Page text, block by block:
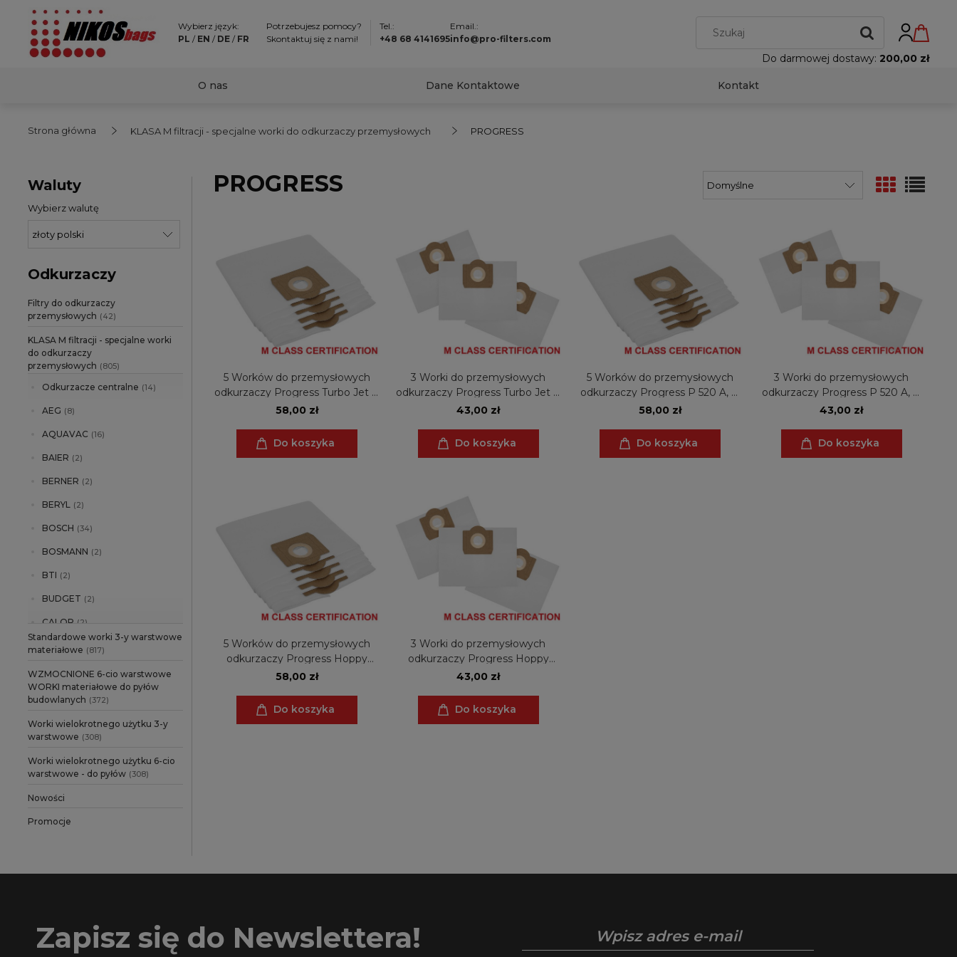
Wybierz język:
PL / EN / DE / FR
Potrzebujesz pomocy?
Skontaktuj się z nami!
Tel.:
+48 68 4141695
Email.:
info@pro-filters.com
Do darmowej dostawy: 200,00 zł
O nas Dane Kontaktowe Kontakt
Strona główna KLASA M filtracji - specjalne worki do odkurzaczy przemysłowych PROGRESS
Waluty
Wybierz walutę
Odkurzaczy
Filtry do odkurzaczy
przemysłowych (42)
KLASA M filtracji - specjalne worki
do odkurzaczy
przemysłowych (805)
Odkurzacze centralne (14)
AEG (8)
AQUAVAC (16)
BAIER (2)
BERNER (2)
BERYL (2)
BOSCH (34)
BOSMANN (2)
BTI (2)
BUDGET (2)
CALOR (2)
CELMA (4)
CMI (2)
CLATRONIC
CLEANFIX (2)
COMAC (2)
EINHELL (22)
ELECTROLUX
Standardowe worki 3-y warstwowe
materiałowe (817)
WZMOCNIONE 6-cio warstwowe
WORKI materiałowe do pyłów
budowlanych (372)
Worki wielokrotnego użytku 3-y
warstwowe (308)
Worki wielokrotnego użytku 6-cio
warstwowe - do pyłów (308)
Nowości
Promocje
PROGRESS
5 Worków do przemysłowych
odkurzaczy Progress Turbo Jet P
530, Turbo Jet P 562, Turbo Jet P
58,00 zł
Do koszyka
3 Worki do przemysłowych
odkurzaczy Progress Turbo Jet P
530, Turbo Jet P 562, Turbo Jet P
43,00 zł
Do koszyka
5 Worków do przemysłowych
odkurzaczy Progress P 520 A, P
560, P 562, P 565, Turbo Jet, Turbo
58,00 zł
Do koszyka
3 Worki do przemysłowych
odkurzaczy Progress P 520 A, P
560, P 562, P 565, Turbo Jet, Turbo
43,00 zł
Do koszyka
5 Worków do przemysłowych
odkurzaczy Progress Hoppy
2000, Mercedes NT 20, Multi 4
Clean Green, Multi 6 Pro el
58,00 zł
Do koszyka
3 Worki do przemysłowych
odkurzaczy Progress Hoppy
2000, Mercedes NT 20, Multi 4
Clean Green, Multi 6 Pro el
43,00 zł
Do koszyka
Zapisz się do Newslettera!